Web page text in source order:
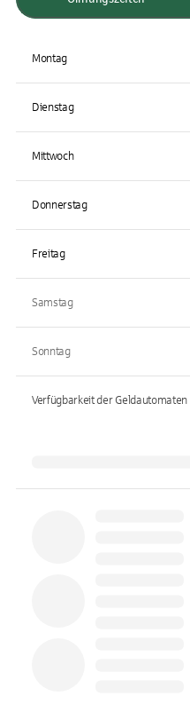
Montag
Dienstag
Mittwoch
Donnerstag
Freitag
Samstag
Sonntag
Verfügbarkeit der Geldautomaten